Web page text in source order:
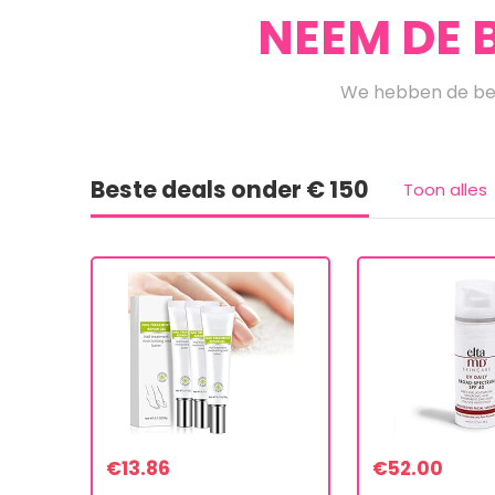
NEEM DE
We hebben de
Beste deals onder € 150 Toon alles
€13.86 €52.00